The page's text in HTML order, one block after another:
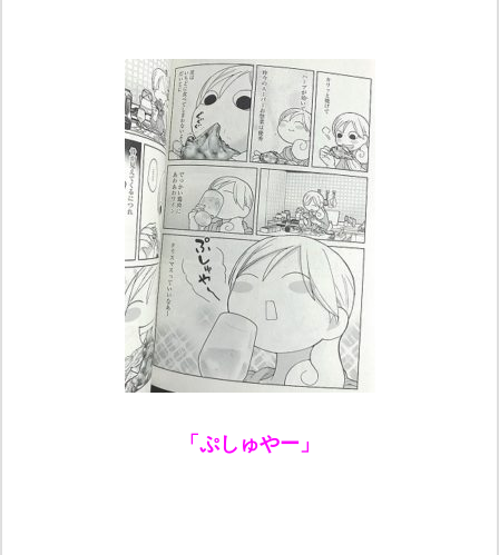
「ぷしゅやー」